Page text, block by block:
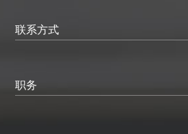
联系方式
职务